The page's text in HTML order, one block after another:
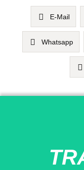
E-Mail
Whatsapp